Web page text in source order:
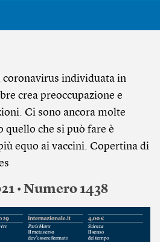
coronavirus individuata in
crea preoccupazione e
Ci sono ancora molte
quello che si può fare è
equo ai vaccini. Copertina di
• Numero 1438